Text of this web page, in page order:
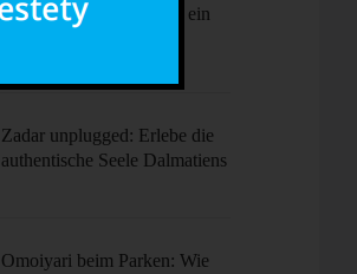
& Mode – Dein Plan für ein
Zadar unplugged: Erlebe die
authentische Seele Dalmatiens
Omoiyari beim Parken: Wie